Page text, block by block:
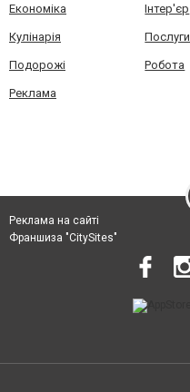
Економіка Інтер'єр
Кулінарія Послуги
Подорожі Робота
Реклама
Реклама на сайті
Франшиза "CitySites"